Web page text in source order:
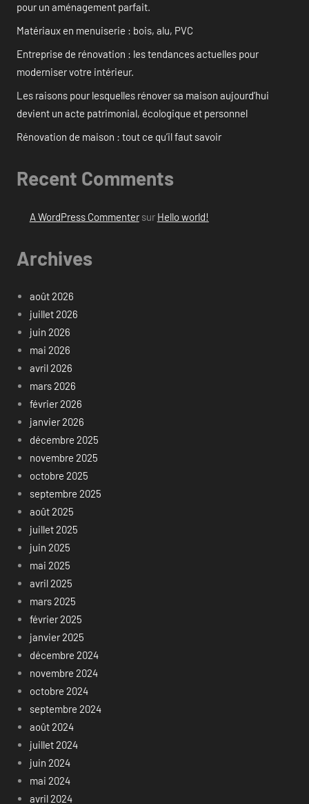
pour un aménagement parfait.
Matériaux en menuiserie : bois, alu, PVC
Entreprise de rénovation : les tendances actuelles pour
moderniser votre intérieur.
Les raisons pour lesquelles rénover sa maison aujourd’hui
devient un acte patrimonial, écologique et personnel
Rénovation de maison : tout ce qu’il faut savoir
Recent Comments
A WordPress Commentersur Hello world!
Archives
août 2026
juillet 2026
juin 2026
mai 2026
avril 2026
mars 2026
février 2026
janvier 2026
décembre 2025
novembre 2025
octobre 2025
septembre 2025
août 2025
juillet 2025
juin 2025
mai 2025
avril 2025
mars 2025
février 2025
janvier 2025
décembre 2024
novembre 2024
octobre 2024
septembre 2024
août 2024
juillet 2024
juin 2024
mai 2024
avril 2024